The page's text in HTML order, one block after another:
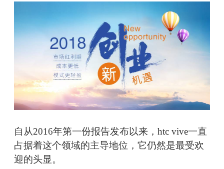
自从2016年第一份报告发布以来，htc vive一直
占据着这个领域的主导地位，它仍然是最受欢
迎的头显。